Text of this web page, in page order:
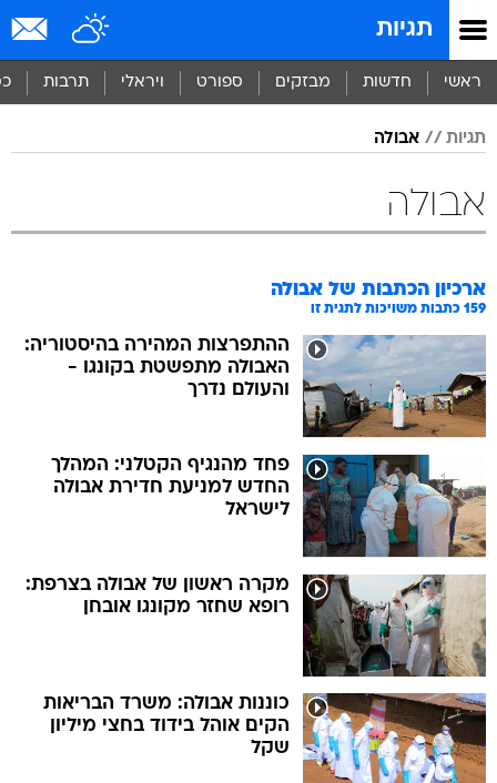
תגיות
ראשי חדשות מבזקים ספורט ויראלי תרבות
תגיות אבולה
אבולה
ארכיון הכתבות של אבולה
159 כתבות משויכות לתגית זו
ההתפרצות המהירה בהיסטוריה:
האבולה מתפשטת בקונגו -
והעולם נדרך
פחד מהנגיף הקטלני: המהלך
החדש למניעת חדירת אבולה
לישראל
מקרה ראשון של אבולה בצרפת:
רופא שחזר מקונגו אובחן
כוננות אבולה: משרד הבריאות
הקים אוהל בידוד בחצי מיליון
שקל